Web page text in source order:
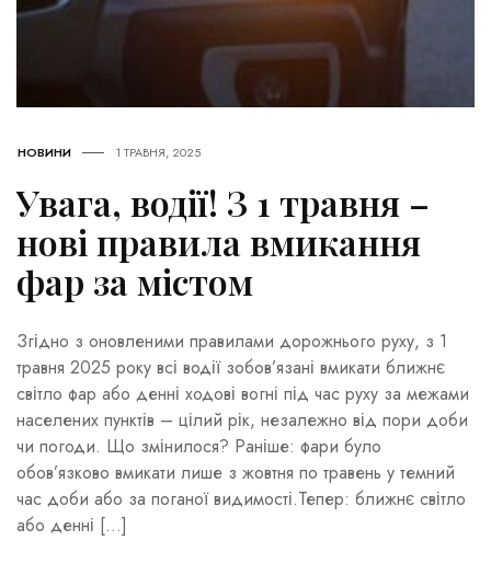
НОВИНИ 1 ТРАВНЯ, 2025
Увага, водії! З 1 травня –
нові правила вмикання
фар за містом
Згідно з оновленими правилами дорожнього руху, з 1
травня 2025 року всі водії зобов’язані вмикати ближнє
світло фар або денні ходові вогні під час руху за межами
населених пунктів – цілий рік, незалежно від пори доби
чи погоди. Що змінилося? Раніше: фари було
обов’язково вмикати лише з жовтня по травень у темний
час доби або за поганої видимості.Тепер: ближнє світло
або денні […]